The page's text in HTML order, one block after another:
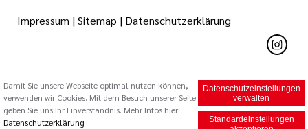
© 2026 Caritas Trägergesellschaft Saarbrücken mbH (cts)
Impressum |Sitemap | Datenschutzerklärung
Datenschutzeinstellungen
verwalten
Standardeinstellungen
Damit Sie unsere Webseite optimal nutzen können,
verwenden wir Cookies. Mit dem Besuch unserer Seite
geben Sie uns Ihr Einverständnis. Mehr Infos hier:
Datenschutzerklärung